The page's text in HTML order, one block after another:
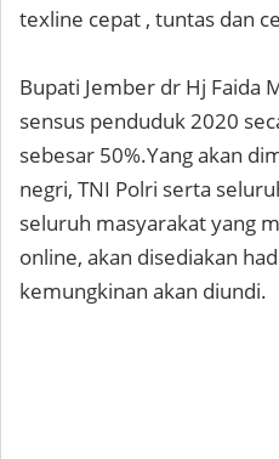
texline cepat , tuntas dan
Bupati Jember dr Hj Faida
sensus penduduk 2020
sebesar 50%.Yang akan
negri, TNI Polri serta
seluruh masyarakat yang
online, akan disediakan
kemungkinan akan diundi.